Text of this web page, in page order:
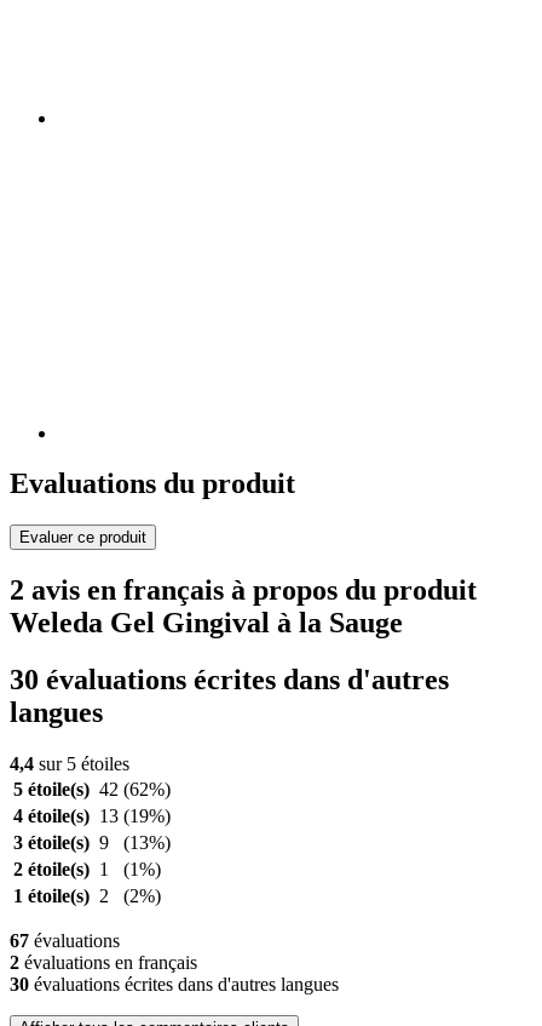
Evaluations du produit
Evaluer ce produit
2 avis en français à propos du produit
Weleda Gel Gingival à la Sauge
30 évaluations écrites dans d'autres
langues
4,4 sur 5 étoiles
5 étoile(s) 42 (62%)
4 étoile(s) 13 (19%)
3 étoile(s) 9
(13%)
2 étoile(s) 1
(1%)
1 étoile(s) 2 (2%)
67 évaluations
2 évaluations en français
30 évaluations écrites dans d'autres langues